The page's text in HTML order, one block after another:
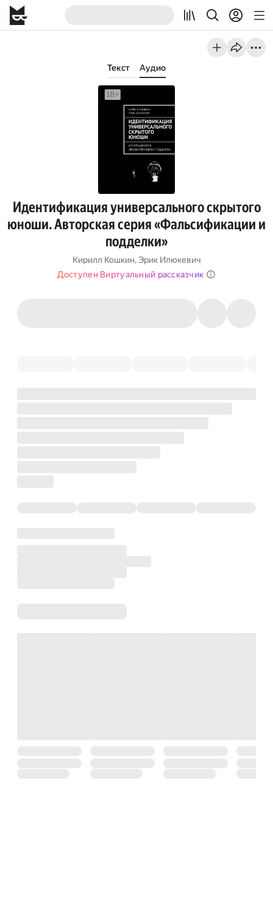
Текст Аудио
Идентификация универсального скрытого
юноши. Авторская серия «Фальсификации и
подделки»
Кирилл Кошкин,Эрик Илюкевич
Доступен Виртуальный рассказчик